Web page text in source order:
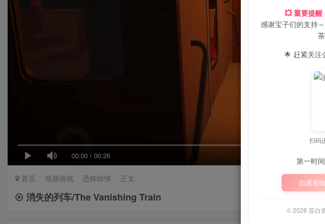
00:00 / 00:26
首页 电脑游戏 恐怖惊悚 正文
消失的列车/The Vanishing Train
💥 重要提醒
感谢宝子们的支持
🌟 赶紧关注
扫码
第一时
自愿资助
© 2026 苏白